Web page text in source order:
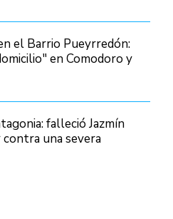
el Barrio Pueyrredón:
en Comodoro y
falleció Jazmín
una severa